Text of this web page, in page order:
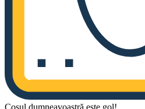
Coșul dumneavoastră este gol!